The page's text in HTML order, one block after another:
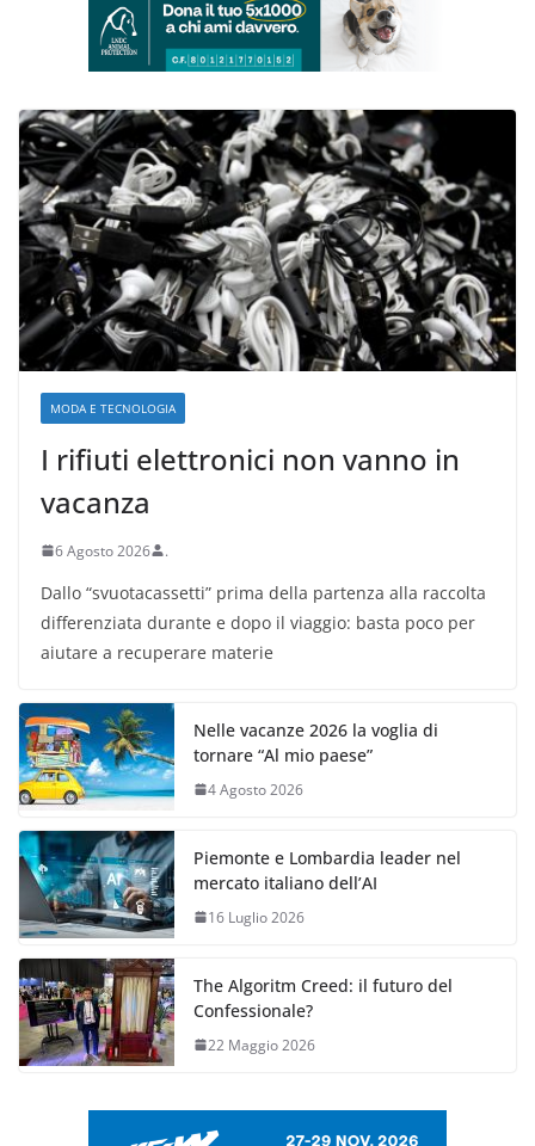
MODA E TECNOLOGIA
I rifiuti elettronici non vanno in
vacanza
6 Agosto 2026 .
Dallo “svuotacassetti” prima della partenza alla raccolta
differenziata durante e dopo il viaggio: basta poco per
aiutare a recuperare materie
Nelle vacanze 2026 la voglia di
tornare “Al mio paese”
4 Agosto 2026
Piemonte e Lombardia leader nel
mercato italiano dell’AI
16 Luglio 2026
The Algoritm Creed: il futuro del
Confessionale?
22 Maggio 2026